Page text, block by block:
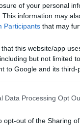
of your personal
This information may
Participants that may
that this website/app
but not limited
to Google and its
Data Processing Opt
opt-out of the Sharing
(LI) - 60.3km
di Cecina - Loc.
Posizione
(LU) - 1km